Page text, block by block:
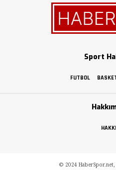
Sport
FUTBOL
© 2024 HaberSpor.net,